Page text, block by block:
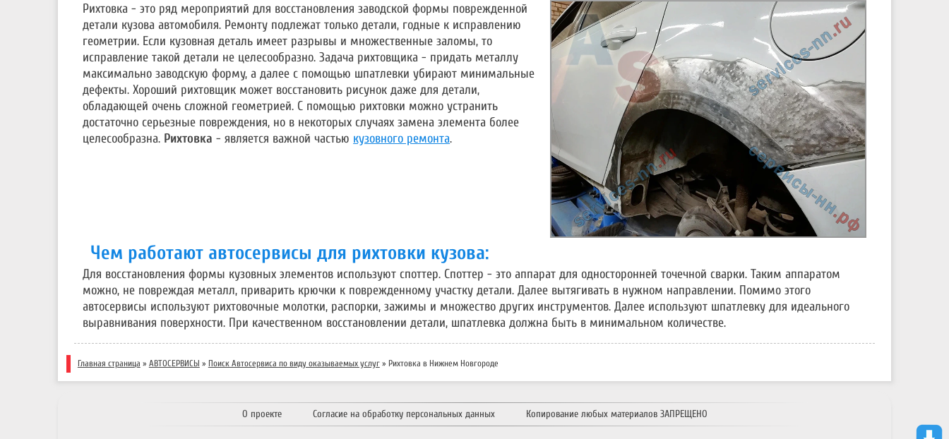
Рихтовка - это ряд мероприятий для восстановления заводской формы поврежденной
детали кузова автомобиля. Ремонту подлежат только детали, годные к исправлению
геометрии. Если кузовная деталь имеет разрывы и множественные заломы, то
исправление такой детали не целесообразно. Задача рихтовщика - придать металлу
максимально заводскую форму, а далее с помощью шпатлевки убирают минимальные
дефекты. Хороший рихтовщик может восстановить рисунок даже для детали,
обладающей очень сложной геометрией. С помощью рихтовки можно устранить
достаточно серьезные повреждения, но в некоторых случаях замена элемента более
целесообразна. Рихтовка - является важной частью кузовного ремонта.
Чем работают автосервисы для рихтовки кузова:
Для восстановления формы кузовных элементов используют споттер. Споттер - это аппарат для односторонней точечной сварки. Таким аппаратом
можно, не повреждая металл, приварить крючки к поврежденному участку детали. Далее вытягивать в нужном направлении. Помимо этого
автосервисы используют рихтовочные молотки, распорки, зажимы и множество других инструментов. Далее используют шпатлевку для идеального
выравнивания поверхности. При качественном восстановлении детали, шпатлевка должна быть в минимальном количестве.
Главная страница » АВТОСЕРВИСЫ » Поиск Автосервиса по виду оказываемых услуг» Рихтовка в Нижнем Новгороде
О проекте Согласие на обработку персональных данных Копирование любых материалов ЗАПРЕЩЕНО